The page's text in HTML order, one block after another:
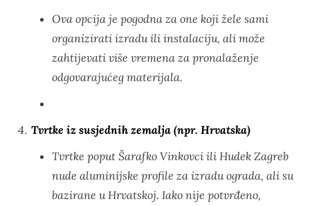
Ova opcija je pogodna za one koji žele sami
organizirati izradu ili instalaciju, ali može
zahtijevati više vremena za pronalaženje
odgovarajućeg materijala.
Tvrtke iz susjednih zemalja (npr. Hrvatska)
Tvrtke poput Šarafko Vinkovci ili Hudek Zagreb
nude aluminijske profile za izradu ograda, ali su
bazirane u Hrvatskoj. Iako nije potvrđeno,